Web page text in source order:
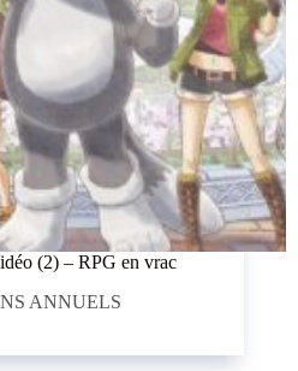
(2) – RPG en vrac
ANNUELS